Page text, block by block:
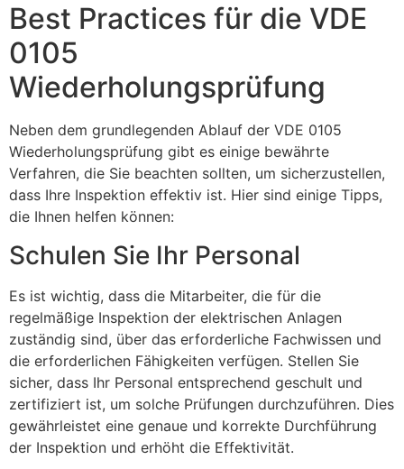
Best Practices für die VDE
0105
Wiederholungsprüfung
Neben dem grundlegenden Ablauf der VDE 0105
Wiederholungsprüfung gibt es einige bewährte
Verfahren, die Sie beachten sollten, um sicherzustellen,
dass Ihre Inspektion effektiv ist. Hier sind einige Tipps,
die Ihnen helfen können:
Schulen Sie Ihr Personal
Es ist wichtig, dass die Mitarbeiter, die für die
regelmäßige Inspektion der elektrischen Anlagen
zuständig sind, über das erforderliche Fachwissen und
die erforderlichen Fähigkeiten verfügen. Stellen Sie
sicher, dass Ihr Personal entsprechend geschult und
zertifiziert ist, um solche Prüfungen durchzuführen. Dies
gewährleistet eine genaue und korrekte Durchführung
der Inspektion und erhöht die Effektivität.